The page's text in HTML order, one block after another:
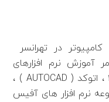
در تهرانسر
نرم افزارهای
گرافیکی از جمله فتوشاپ ، ۳D Max ، اتوکد ( AUTOCAD ) ،
نرم افزار های آفیس